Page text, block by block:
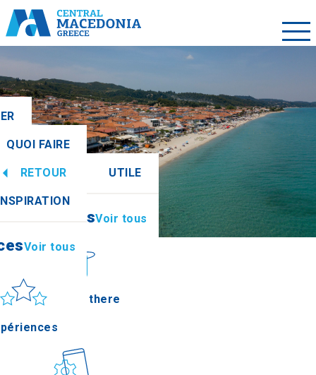
QUOI FAIRE
RETOUR UTILE
Voir tous
How to get there
Voir tous